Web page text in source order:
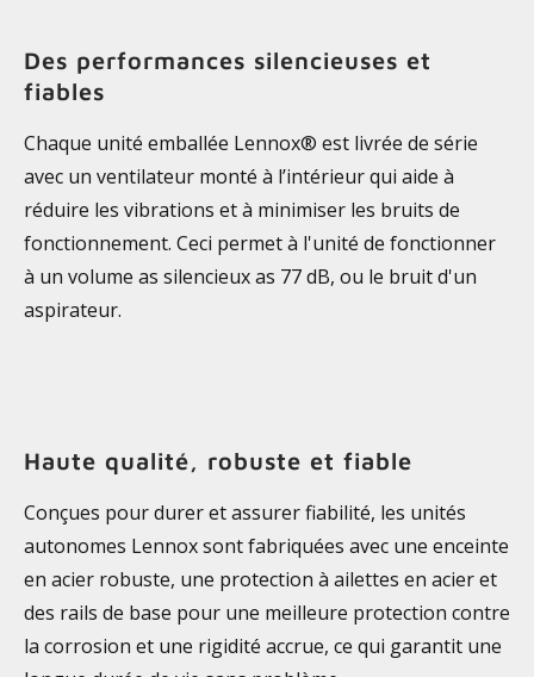
Des performances silencieuses et
fiables
Chaque unité emballée Lennox® est livrée de série
avec un ventilateur monté à l’intérieur qui aide à
réduire les vibrations et à minimiser les bruits de
fonctionnement. Ceci permet à l'unité de fonctionner
à un volume as silencieux as 77 dB, ou le bruit d'un
aspirateur.
Haute qualité, robuste et fiable
Conçues pour durer et assurer fiabilité, les unités
autonomes Lennox sont fabriquées avec une enceinte
en acier robuste, une protection à ailettes en acier et
des rails de base pour une meilleure protection contre
la corrosion et une rigidité accrue, ce qui garantit une